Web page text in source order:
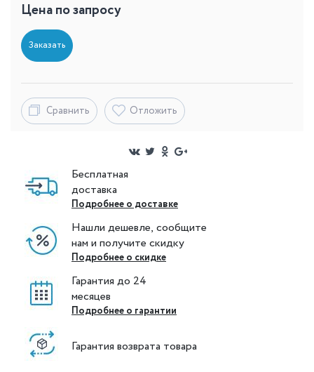
Цена по запросу
Заказать
Сравнить Отложить
Бесплатная
доставка
Подробнее о доставке
Нашли дешевле, сообщите
нам и получите скидку
Подробнее о скидке
Гарантия до 24
месяцев
Подробнее о гарантии
Гарантия возврата товара